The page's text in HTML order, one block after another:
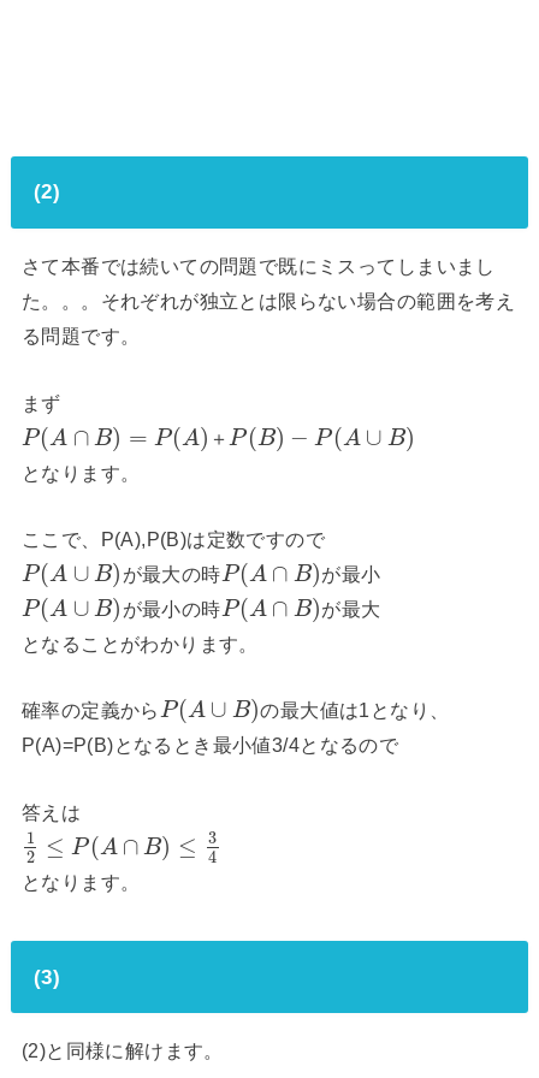
(2)
さて本番では続いての問題で既にミスってしまいまし
た。。。それぞれが独立とは限らない場合の範囲を考え
る問題です。
まず
P (A ∩ B) = P (A) ＋ P ( B) − P (A ∪ B)
となります。
ここで、P(A),P(B)は定数ですので
P (A ∪ B) が最大の時P(A ∩ B)が最小
P (A ∪ B) が最小の時P(A ∩ B)が最大
となることがわかります。
確率の定義からP(A ∪ B)の最大値は1となり、
P(A)=P(B)となるとき最小値3/4となるので
答えは
1
2
≤ P (A ∩ B) ≤
3
4
となります。
(3)
(2)と同様に解けます。